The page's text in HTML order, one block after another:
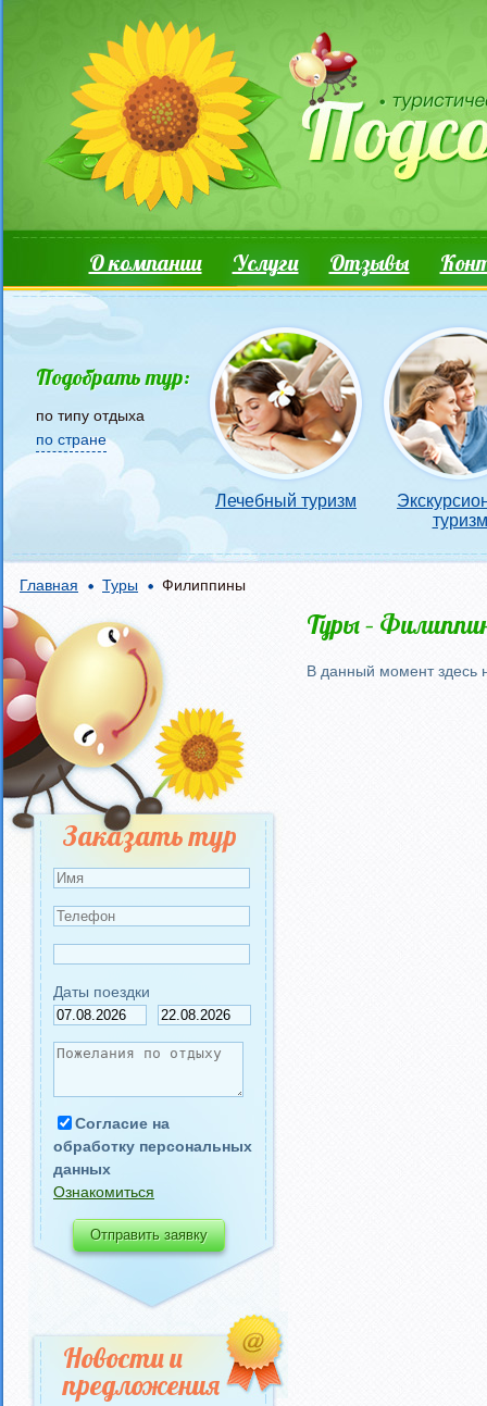
Основные ссылки
О компании Услуги Отзывы
Подобрать тур:
по типу отдыха
по стране
Лечебный туризм
туризм
Главная Туры Филиппины
Туры –
В данный момент здесь
Заказать тур
Даты поездки
Согласие на
обработку персональных
данных
Ознакомиться
Новости и
предложения